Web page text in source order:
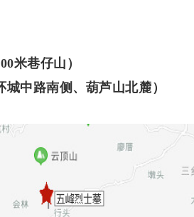
米巷仔山）
中路南侧、葫芦山北麓）